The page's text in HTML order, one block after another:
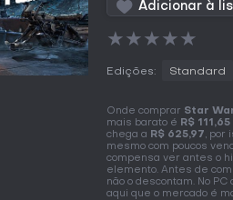
Adicionar à
★★★★★
Edições: Standard
Onde comprar Star
mais barato é R$ 111,65
chega a R$ 625,97, por
mesmo com poucos
compensa ver antes o
elemento. Antes de
não o descontam. No
aqui que o mercado é